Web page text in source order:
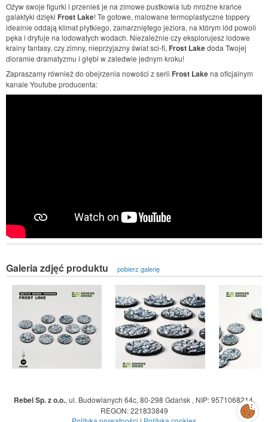
Ożyw swoje figurki i przenieś je na zimowe pustkowia lub mroźne krańce
galaktyki dzięki Frost Lake! Te gotowe, malowane termoplastyczne toppery
idealnie oddają klimat płytkiego, zamarzniętego jeziora, na którym lód powoli
pęka i dryfuje na lodowatych wodach. Niezależnie czy eksplorujesz lodowe
krainy fantasy, czy zimny, nieprzyjazny świat sci-fi, Frost Lakedoda Twojej
dioramie dramatyzmu i głębi w zaledwie jednym kroku!
Zapraszamy również do obejrzenia nowości z serii Frost Lakena oficjalnym
kanale Youtube producenta:
Galeria zdjęć produktu pobierz galerię
Rebel Sp. z o.o., ul. Budowlanych 64c, 80-298 Gdańsk, NIP: 9571068214,
REGON: 221833849
Zarządzaj
preferencjami
cookies